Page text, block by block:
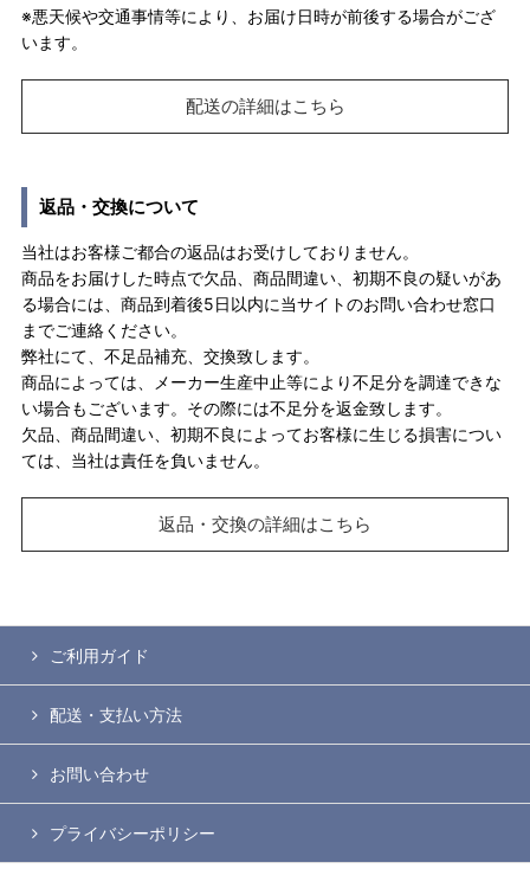
※悪天候や交通事情等により、お届け日時が前後する場合がござ
います。
配送の詳細はこちら
返品・交換について
当社はお客様ご都合の返品はお受けしておりません。
商品をお届けした時点で欠品、商品間違い、初期不良の疑いがあ
る場合には、商品到着後5日以内に当サイトのお問い合わせ窓口
までご連絡ください。
弊社にて、不足品補充、交換致します。
商品によっては、メーカー生産中止等により不足分を調達できな
い場合もございます。その際には不足分を返金致します。
欠品、商品間違い、初期不良によってお客様に生じる損害につい
ては、当社は責任を負いません。
返品・交換の詳細はこちら
ご利用ガイド
配送・支払い方法
お問い合わせ
プライバシーポリシー